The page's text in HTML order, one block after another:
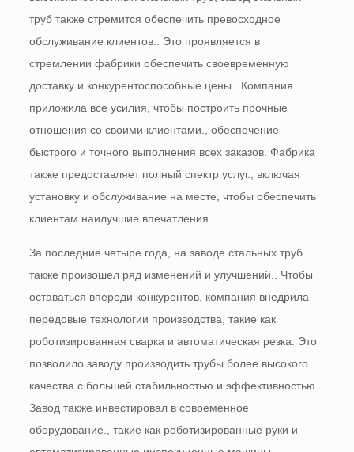
труб также стремится обеспечить превосходное
обслуживание клиентов.. Это проявляется в
стремлении фабрики обеспечить своевременную
доставку и конкурентоспособные цены.. Компания
приложила все усилия, чтобы построить прочные
отношения со своими клиентами., обеспечение
быстрого и точного выполнения всех заказов. Фабрика
также предоставляет полный спектр услуг., включая
установку и обслуживание на месте, чтобы обеспечить
клиентам наилучшие впечатления.
За последние четыре года, на заводе стальных труб
также произошел ряд изменений и улучшений.. Чтобы
оставаться впереди конкурентов, компания внедрила
передовые технологии производства, такие как
роботизированная сварка и автоматическая резка. Это
позволило заводу производить трубы более высокого
качества с большей стабильностью и эффективностью..
Завод также инвестировал в современное
оборудование., такие как роботизированные руки и